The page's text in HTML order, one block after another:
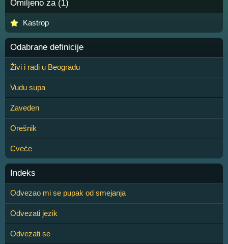
Omiljeno za (1)
Kastrop
Odabrane definicije
Živi i radi u Beogradu
Vudu supa
Zaveden
Orešnik
Cveće
Indeks
Odvezao mi se pupak od smejanja
Odvezati jezik
Odvezati se